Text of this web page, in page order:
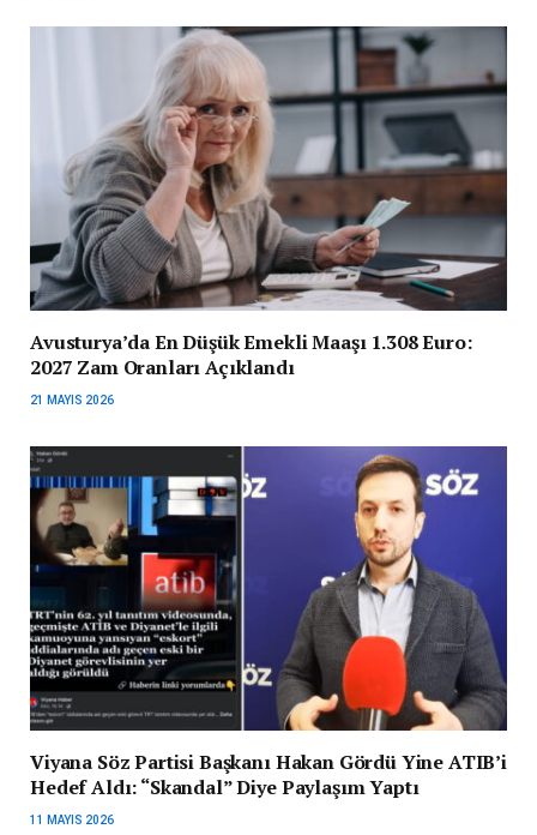
Avusturya’da En Düşük Emekli Maaşı 1.308 Euro:
2027 Zam Oranları Açıklandı
21 MAYIS 2026
Viyana Söz Partisi Başkanı Hakan Gördü Yine ATIB’i
Hedef Aldı: “Skandal” Diye Paylaşım Yaptı
11 MAYIS 2026